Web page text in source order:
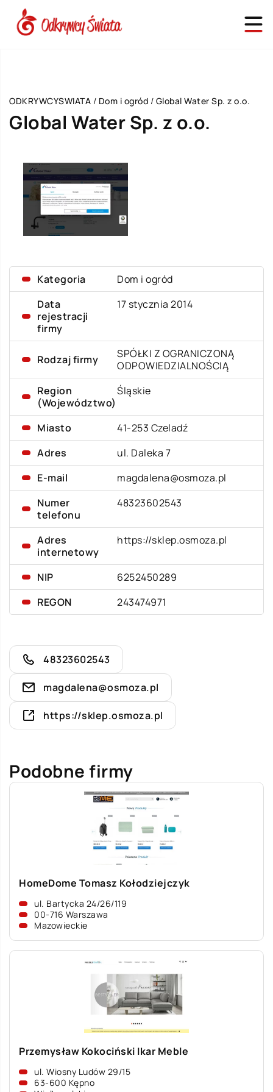
ODKRYWCYSWIATA / Dom i ogród / Global Water Sp. z o.o.
Global Water Sp. z o.o.
Kategoria
Dom i ogród
Data
rejestracji
firmy
17 stycznia 2014
Rodzaj firmy
SPÓŁKI Z OGRANICZONĄ
ODPOWIEDZIALNOŚCIĄ
Region
(Województwo)
Śląskie
Miasto
41-253 Czeladź
Adres
ul. Daleka 7
E-mail
magdalena@osmoza.pl
Numer
telefonu
48323602543
Adres
internetowy
https://sklep.osmoza.pl
NIP
6252450289
REGON
243474971
48323602543
magdalena@osmoza.pl
https://sklep.osmoza.pl
Podobne firmy
HomeDome Tomasz Kołodziejczyk
ul. Bartycka 24/26/119
00-716 Warszawa
Mazowieckie
Przemysław Kokociński Ikar Meble
ul. Wiosny Ludów 29/15
63-600 Kępno